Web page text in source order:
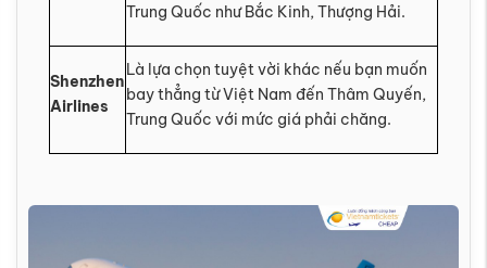
Trung Quốc như Bắc Kinh, Thượng Hải.
Shenzhen
Airlines
Là lựa chọn tuyệt vời khác nếu bạn muốn
bay thẳng từ Việt Nam đến Thâm Quyến,
Trung Quốc với mức giá phải chăng.